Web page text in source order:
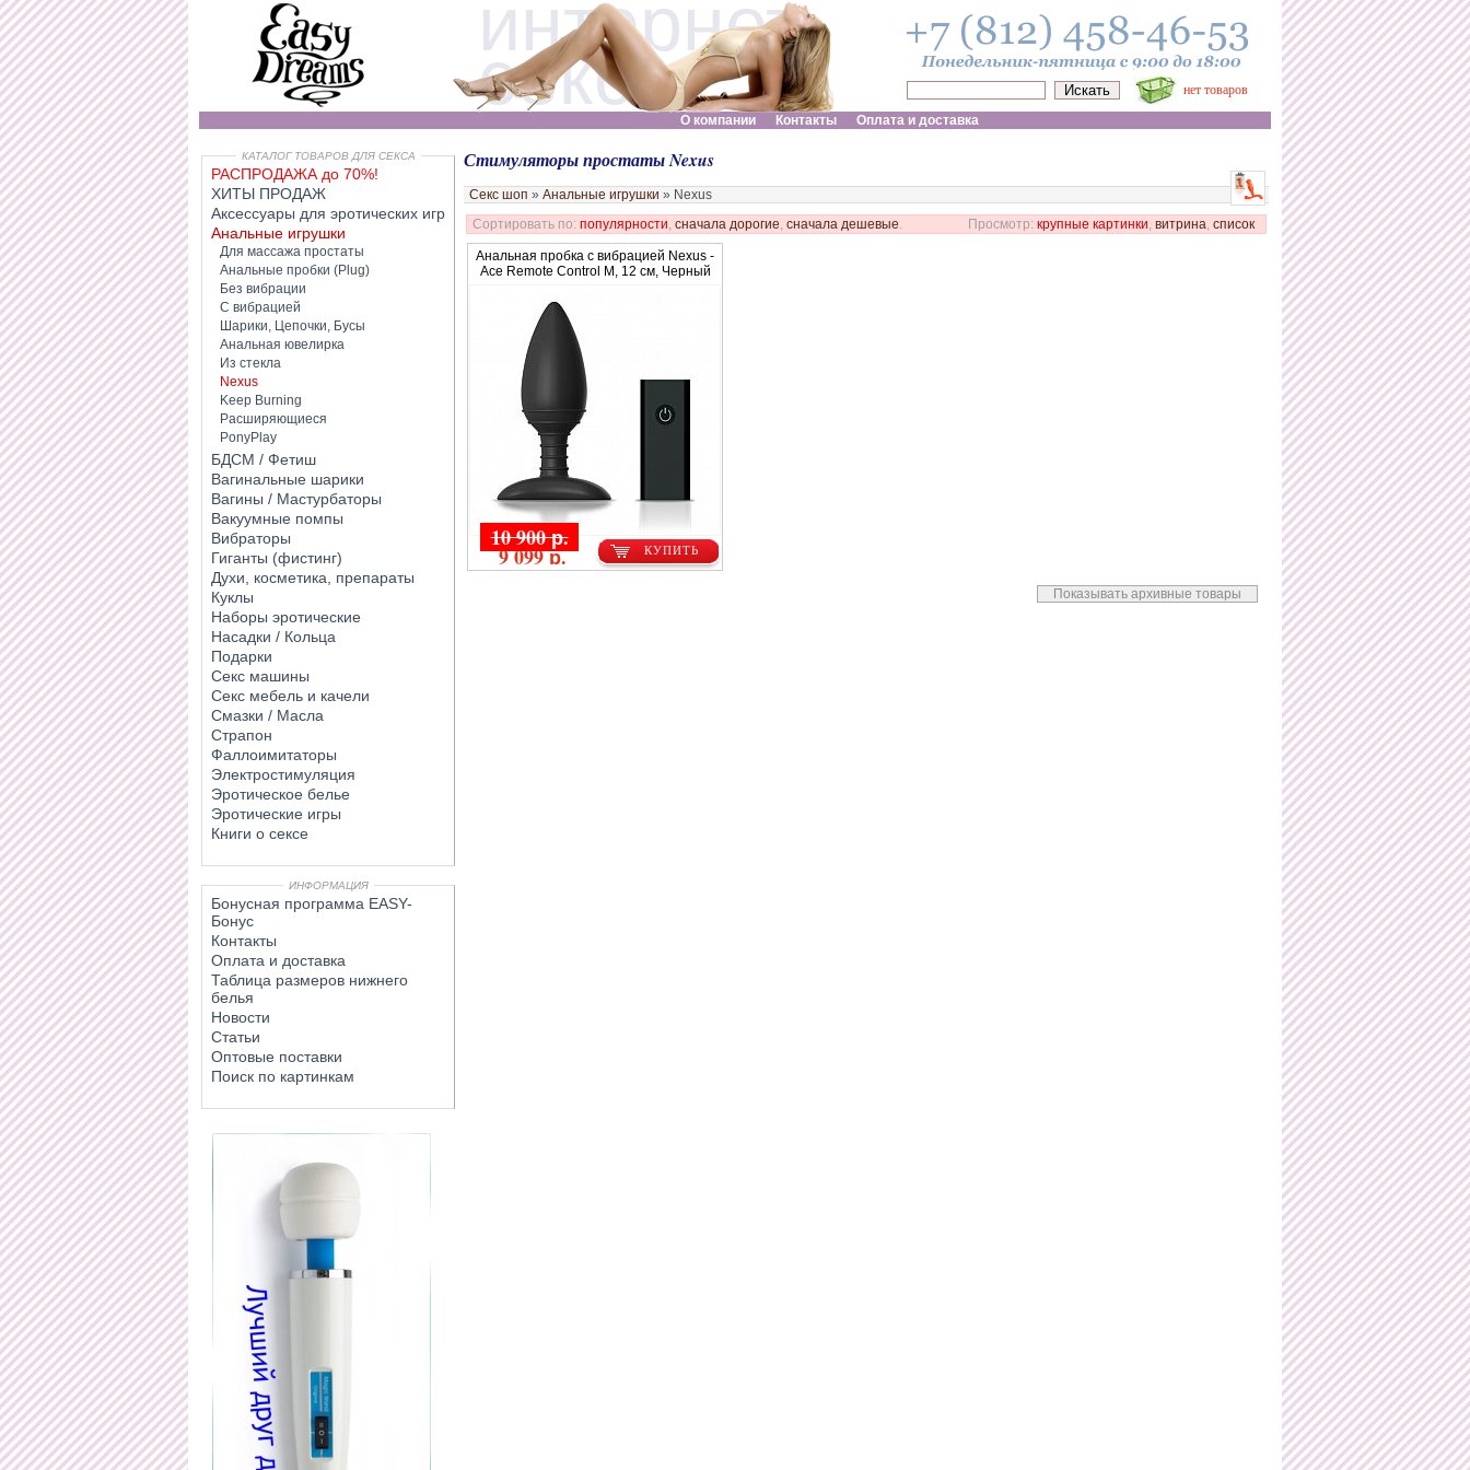
интернет
секс шоп
нет товаров
О компании
Контакты Оплата и доставка
КАТАЛОГ ТОВАРОВ ДЛЯ СЕКСА
РАСПРОДАЖА до 70%!
ХИТЫ ПРОДАЖ
Аксессуары для эротических игр
Анальные игрушки
Для массажа простаты
Анальные пробки (Plug)
Без вибрации
С вибрацией
Шарики, Цепочки, Бусы
Анальная ювелирка
Из стекла
Nexus
Keep Burning
Расширяющиеся
PonyPlay
БДСМ / Фетиш
Вагинальные шарики
Вагины / Мастурбаторы
Вакуумные помпы
Вибраторы
Гиганты (фистинг)
Духи, косметика, препараты
Куклы
Наборы эротические
Насадки / Кольца
Подарки
Секс машины
Секс мебель и качели
Смазки / Масла
Страпон
Фаллоимитаторы
Электростимуляция
Эротическое белье
Эротические игры
Книги о сексе
ИНФОРМАЦИЯ
Бонусная программа EASY-
Бонус
Контакты
Оплата и доставка
Таблица размеров нижнего
белья
Новости
Статьи
Оптовые поставки
Поиск по картинкам
Стимуляторы простаты Nexus
Секс шоп » Анальные игрушки » Nexus
Сортировать по: популярности, сначала дорогие, сначала дешевые. Просмотр: крупные картинки, витрина, список
Анальная пробка с вибрацией Nexus -
Ace Remote Control M, 12 см, Черный
КУПИТЬ
10 900 р.
9 099 р.
Показывать архивные товары